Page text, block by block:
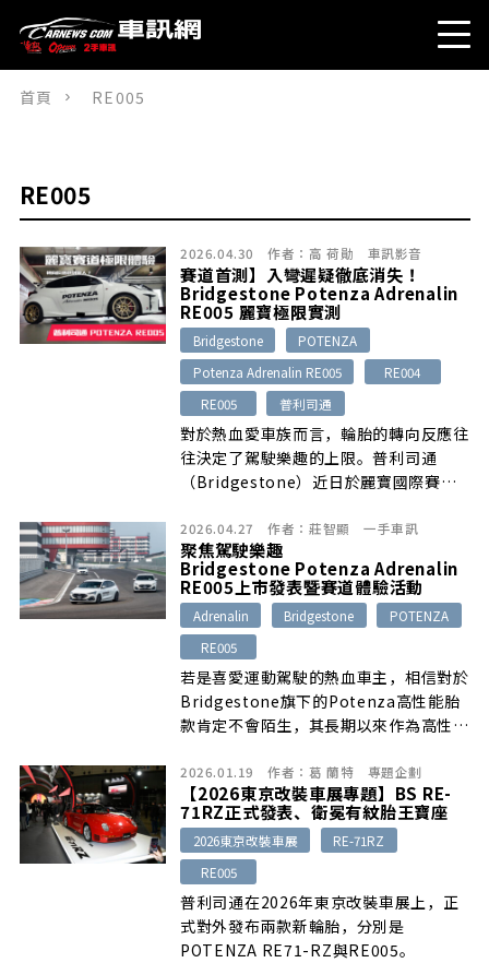
首頁 RE005
RE005
2026.04.30 作者： 高 荷勛 車訊影音
賽道首測】入彎遲疑徹底消失！
Bridgestone Potenza Adrenalin
RE005 麗寶極限實測
Bridgestone
POTENZA
Potenza Adrenalin RE005
RE004
RE005
普利司通
對於熱血愛車族而言，輪胎的轉向反應往
往決定了駕駛樂趣的上限。普利司通
（Bridgestone）近日於麗寶國際賽
2026.04.27 作者： 莊智顯 一手車訊
聚焦駕駛樂趣
Bridgestone Potenza Adrenalin
RE005上市發表暨賽道體驗活動
Adrenalin Bridgestone
POTENZA
RE005
若是喜愛運動駕駛的熱血車主，相信對於
Bridgestone旗下的Potenza高性能胎
款肯定不會陌生，其長期以來作為高性能
駕馭延伸到日常道路上，而以「極致駕馭
樂趣」為開發理念的Pontenza
Adrenalin系列，更是讓日常駕駛也能感
受到高性能運動表現，正如此次系列最新
進化之作RE005在麗寶賽道上，確實展
現讓人欲罷不能的信心與樂趣……
2026.01.19 作者： 葛 蘭特 專題企劃
【2026東京改裝車展專題】BS RE-
71RZ正式發表、衛冕有紋胎王寶座
2026東京改裝車展
RE-71RZ
RE005
普利司通在2026年東京改裝車展上，正
式對外發布兩款新輪胎，分別是
POTENZA RE71-RZ與RE005。